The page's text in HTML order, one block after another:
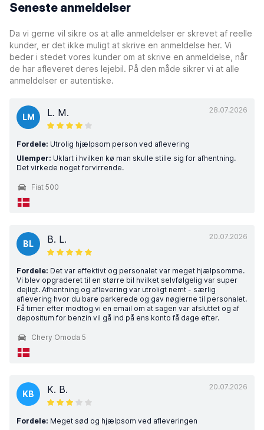
Seneste anmeldelser
Da vi gerne vil sikre os at alle anmeldelser er skrevet af reelle
kunder, er det ikke muligt at skrive en anmeldelse her. Vi
beder i stedet vores kunder om at skrive en anmeldelse, når
de har afleveret deres lejebil. På den måde sikrer vi at alle
anmeldelser er autentiske.
28.07.2026
LM L. M.
Fordele: Utrolig hjælpsom person ved aflevering
Ulemper: Uklart i hvilken kø man skulle stille sig for afhentning.
Det virkede noget forvirrende.
Fiat 500
20.07.2026
BL B. L.
Fordele: Det var effektivt og personalet var meget hjælpsomme.
Vi blev opgraderet til en større bil hvilket selvfølgelig var super
dejligt. Afhentning og aflevering var utroligt nemt - særlig
aflevering hvor du bare parkerede og gav nøglerne til personalet.
Få timer efter modtog vi en email om at sagen var afsluttet og af
depositum for benzin vil gå ind på ens konto få dage efter.
Chery Omoda 5
20.07.2026
KB K. B.
Fordele: Meget sød og hjælpsom ved afleveringen